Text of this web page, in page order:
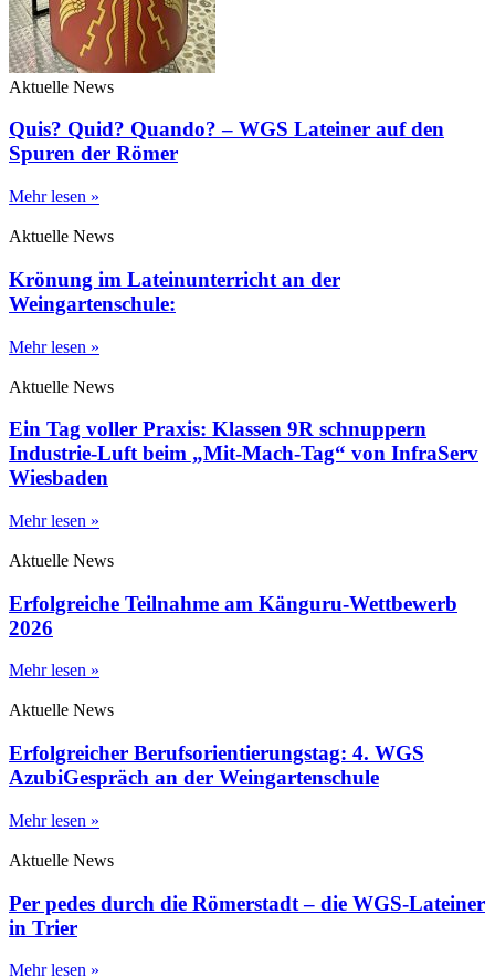
Aktuelle News
Quis? Quid? Quando? – WGS Lateiner auf den
Spuren der Römer
Mehr lesen »
Aktuelle News
Krönung im Lateinunterricht an der
Weingartenschule:
Mehr lesen »
Aktuelle News
Ein Tag voller Praxis: Klassen 9R schnuppern
Industrie-Luft beim „Mit-Mach-Tag“ von InfraServ
Wiesbaden
Mehr lesen »
Aktuelle News
Erfolgreiche Teilnahme am Känguru-Wettbewerb
2026
Mehr lesen »
Aktuelle News
Erfolgreicher Berufsorientierungstag: 4. WGS
AzubiGespräch an der Weingartenschule
Mehr lesen »
Aktuelle News
Per pedes durch die Römerstadt – die WGS-Lateiner
in Trier
Mehr lesen »